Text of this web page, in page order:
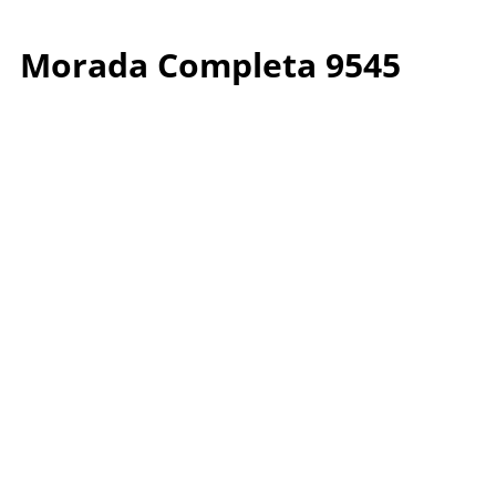
Morada Completa 9545